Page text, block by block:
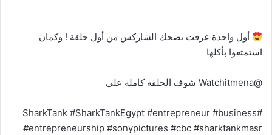
أول واحدة عرفت تضحك الشاركس من أول حلقة ! وكمان
استمتعوا بأكلها
@Watchitmena شوف الحلقة كاملة علي
#SharkTank #SharkTankEgypt #entrepreneur #business
#entrepreneurship #sonypictures #cbc #sharktankmasr